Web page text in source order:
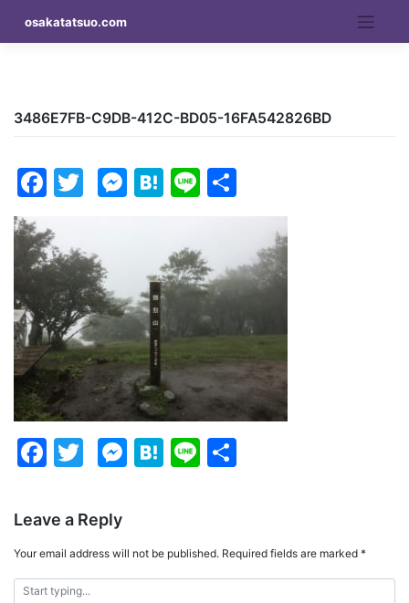
content
osakatatsuo.com
3486E7FB-C9DB-412C-BD05-16FA542826BD
Facebook
Twitter
Messenger
Hatena
Line
Facebook
Twitter
Messenger
Hatena
Line
Leave a Reply
Your email address will not be published. Required fields are marked *